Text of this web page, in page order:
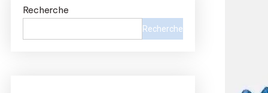
Recherche
Recherche